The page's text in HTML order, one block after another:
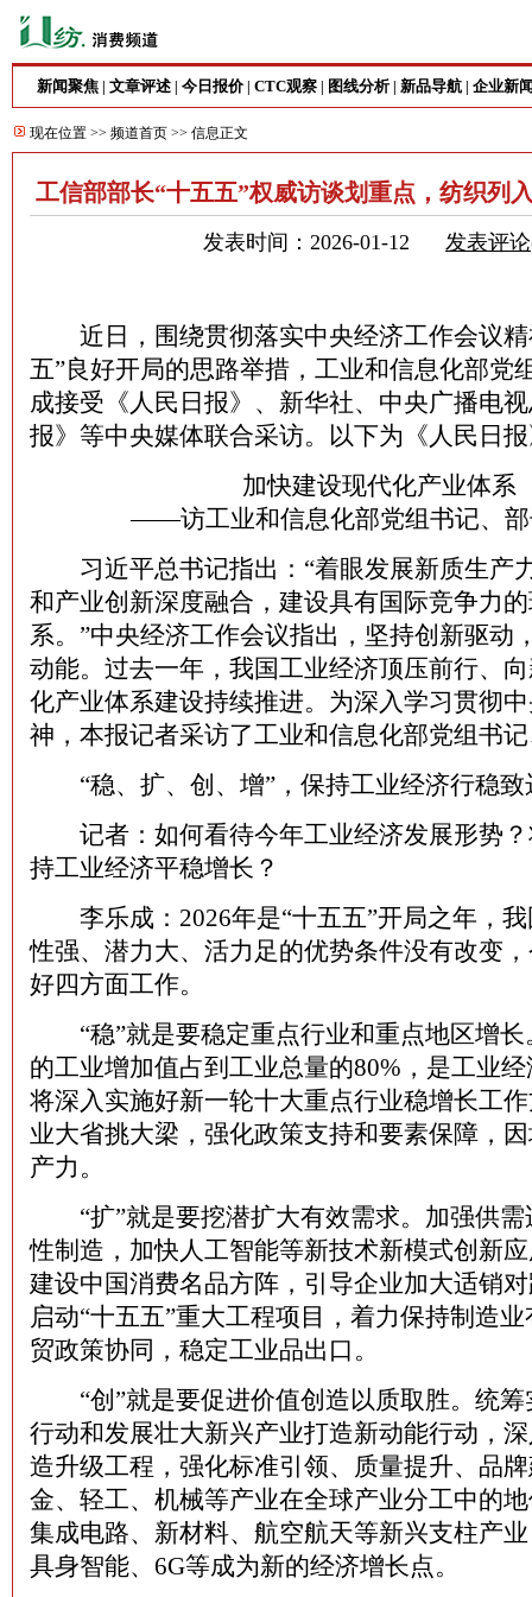
新闻聚焦 文章评述 今日报价 CTC观察 图线分析 新品导航 企业新
现在位置 >> 频道首页 >> 信息正文
工信部部长“十五五”权威访谈划重点，纺织列
发表时间：2026-01-12 发表评
近日，围绕贯彻落实中央经济工作会议精
五”良好开局的思路举措，工业和信息化部党
成接受《人民日报》、新华社、中央广播电
报》等中央媒体联合采访。以下为《人民日
加快建设现代化产业体系
——访工业和信息化部党组书记、部
习近平总书记指出：“着眼发展新质生产
和产业创新深度融合，建设具有国际竞争力
系。”中央经济工作会议指出，坚持创新驱动
动能。过去一年，我国工业经济顶压前行、
化产业体系建设持续推进。为深入学习贯彻
神，本报记者采访了工业和信息化部党组书
“稳、扩、创、增”，保持工业经济行稳致
记者：如何看待今年工业经济发展形势？
持工业经济平稳增长？
李乐成：2026年是“十五五”开局之年，我
性强、潜力大、活力足的优势条件没有改变
好四方面工作。
“稳”就是要稳定重点行业和重点地区增长
的工业增加值占到工业总量的80%，是工业
将深入实施好新一轮十大重点行业稳增长工
业大省挑大梁，强化政策支持和要素保障，
产力。
“扩”就是要挖潜扩大有效需求。加强供需
性制造，加快人工智能等新技术新模式创新
建设中国消费名品方阵，引导企业加大适销
启动“十五五”重大工程项目，着力保持制造
贸政策协同，稳定工业品出口。
“创”就是要促进价值创造以质取胜。统筹
行动和发展壮大新兴产业打造新动能行动，
造升级工程，强化标准引领、质量提升、品
金、轻工、机械等产业在全球产业分工中的
集成电路、新材料、航空航天等新兴支柱产
具身智能、6G等成为新的经济增长点。